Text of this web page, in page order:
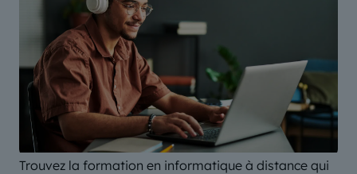
Trouvez la formation en informatique à distance qui